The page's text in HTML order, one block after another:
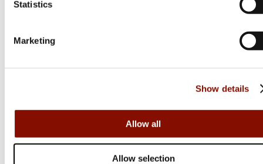
Statistics
Marketing
Show details
Allow all
Allow selection
599 kr